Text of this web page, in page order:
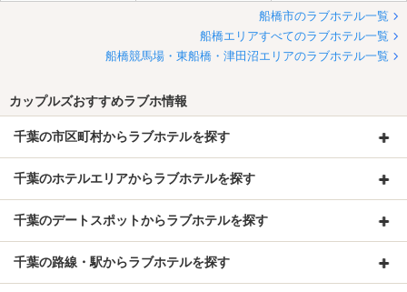
船橋市のラブホテル一覧
船橋エリアすべてのラブホテル一覧
船橋競馬場・東船橋・津田沼エリアのラブホテル一覧
カップルズおすすめラブホ情報
千葉の市区町村からラブホテルを探す
千葉のホテルエリアからラブホテルを探す
千葉のデートスポットからラブホテルを探す
千葉の路線・駅からラブホテルを探す